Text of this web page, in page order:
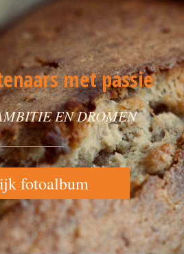
met passie
EN DROMEN
fotoalbum